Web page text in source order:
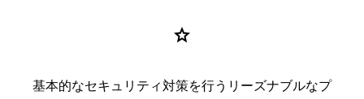
star
基本的なセキュリティ対策を行うリーズナブルなプ